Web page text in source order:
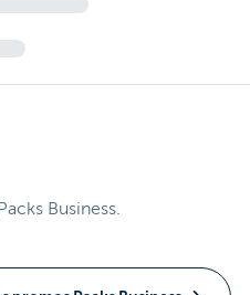
Business.